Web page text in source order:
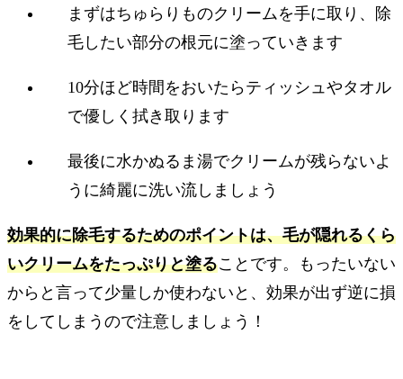
まずはちゅらりものクリームを手に取り、除
毛したい部分の根元に塗っていきます
10分ほど時間をおいたらティッシュやタオル
で優しく拭き取ります
最後に水かぬるま湯でクリームが残らないよ
うに綺麗に洗い流しましょう
効果的に除毛するためのポイントは、毛が隠れるくら
いクリームをたっぷりと塗ることです。もったいない
からと言って少量しか使わないと、効果が出ず逆に損
をしてしまうので注意しましょう！